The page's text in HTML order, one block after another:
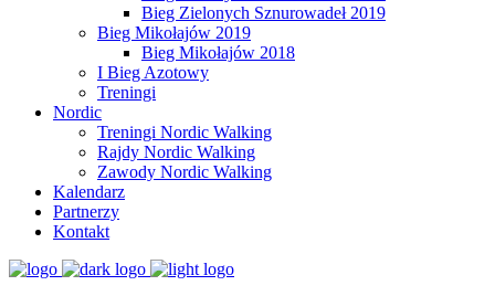
Bieg Zielonych Sznurowadeł 2019
Bieg Mikołajów 2019
Bieg Mikołajów 2018
I Bieg Azotowy
Treningi
Nordic
Treningi Nordic Walking
Rajdy Nordic Walking
Zawody Nordic Walking
Kalendarz
Partnerzy
Kontakt